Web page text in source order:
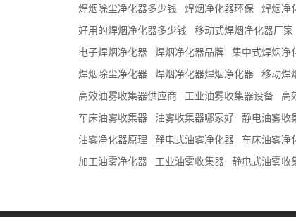
焊烟除尘净化器多少钱
焊烟净化器环保 焊烟净
好用的焊烟净化器多少钱
移动式焊烟净化器厂家
电子焊烟净化器
焊烟净化器品牌 集中式焊烟净
焊烟除尘净化器
焊烟净化器焊烟净化器 移动焊
高效油雾收集器供应商
工业油雾收集器设备 高
车床油雾收集器
油雾收集器哪家好 静电油雾收
油雾净化器原理
静电式油雾净化器 车床油雾净
加工油雾净化器
工业油雾收集器 静电式油雾收